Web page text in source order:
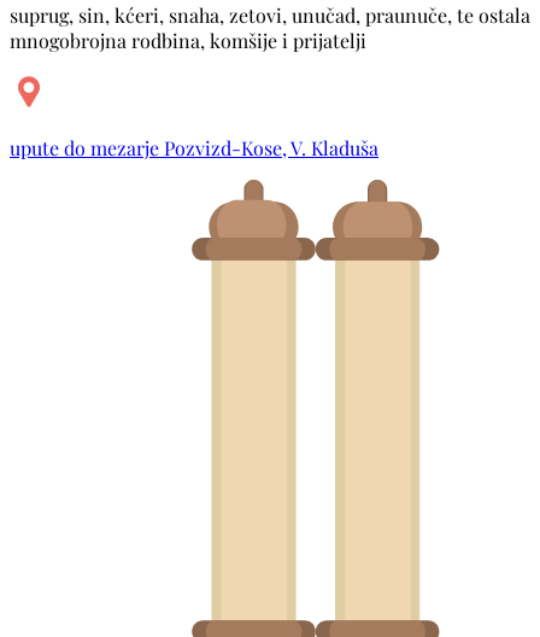
suprug, sin, kćeri, snaha, zetovi, unučad, praunuče, te ostala
mnogobrojna rodbina, komšije i prijatelji
upute do mezarje Pozvizd-Kose, V. Kladuša